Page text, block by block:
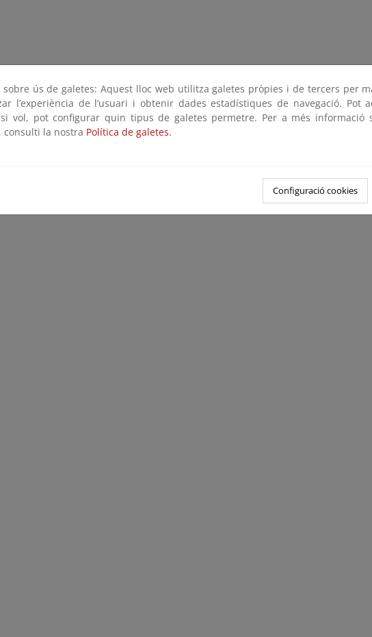
sobre ús de galetes: Aquest lloc web utilitza galetes pròpies i de tercers per
l’experiència de l’usuari i obtenir dades estadístiques de navegació. Pot
vol, pot configurar quin tipus de galetes permetre. Per a més informació
consulti la nostra Política de galetes.
Configuració cookies